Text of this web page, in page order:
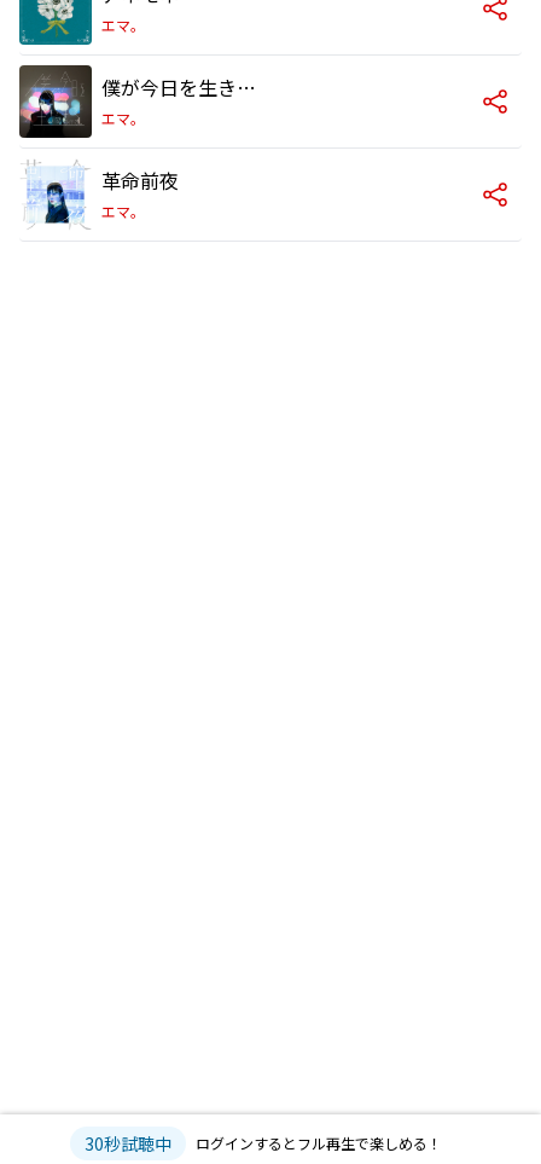
エマ。
僕が今日を生きるまで
エマ。
革命前夜
エマ。
30秒試聴中 ログインするとフル再生で楽しめる！